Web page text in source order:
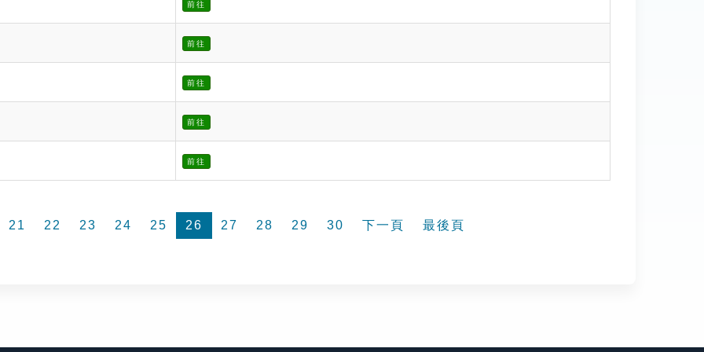
前往
前往
前往
前往
前往
21 22 23 24 25 26 27 28 29 30 下一頁 最後頁